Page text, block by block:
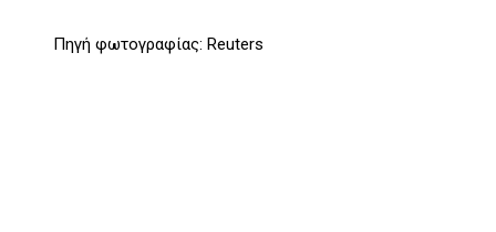
Πηγή φωτογραφίας: Reuters